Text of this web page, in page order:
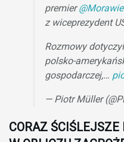
premier
z wiceprezydent
Rozmowy
polsko-
gospodarczej,…
— Piotr Müller
CORAZ ŚCIŚLEJSZE